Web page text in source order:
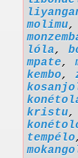
molimu,
lóla,
mpate,
kembo,
kristu
tempélo